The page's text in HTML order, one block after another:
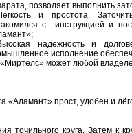
позволяет выполнить
и простота.
с инструкцией и
надежность и
исполнение
может любой
«Аламант» прост, удобен и
круга. Затем к